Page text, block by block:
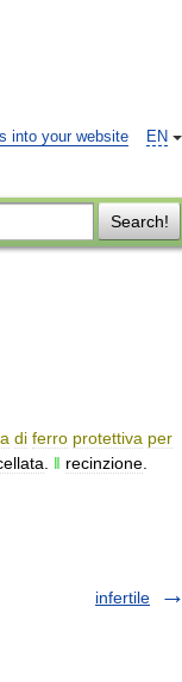
EN
into your website
Search!
di ferro protettiva per
‖ recinzione
infertile